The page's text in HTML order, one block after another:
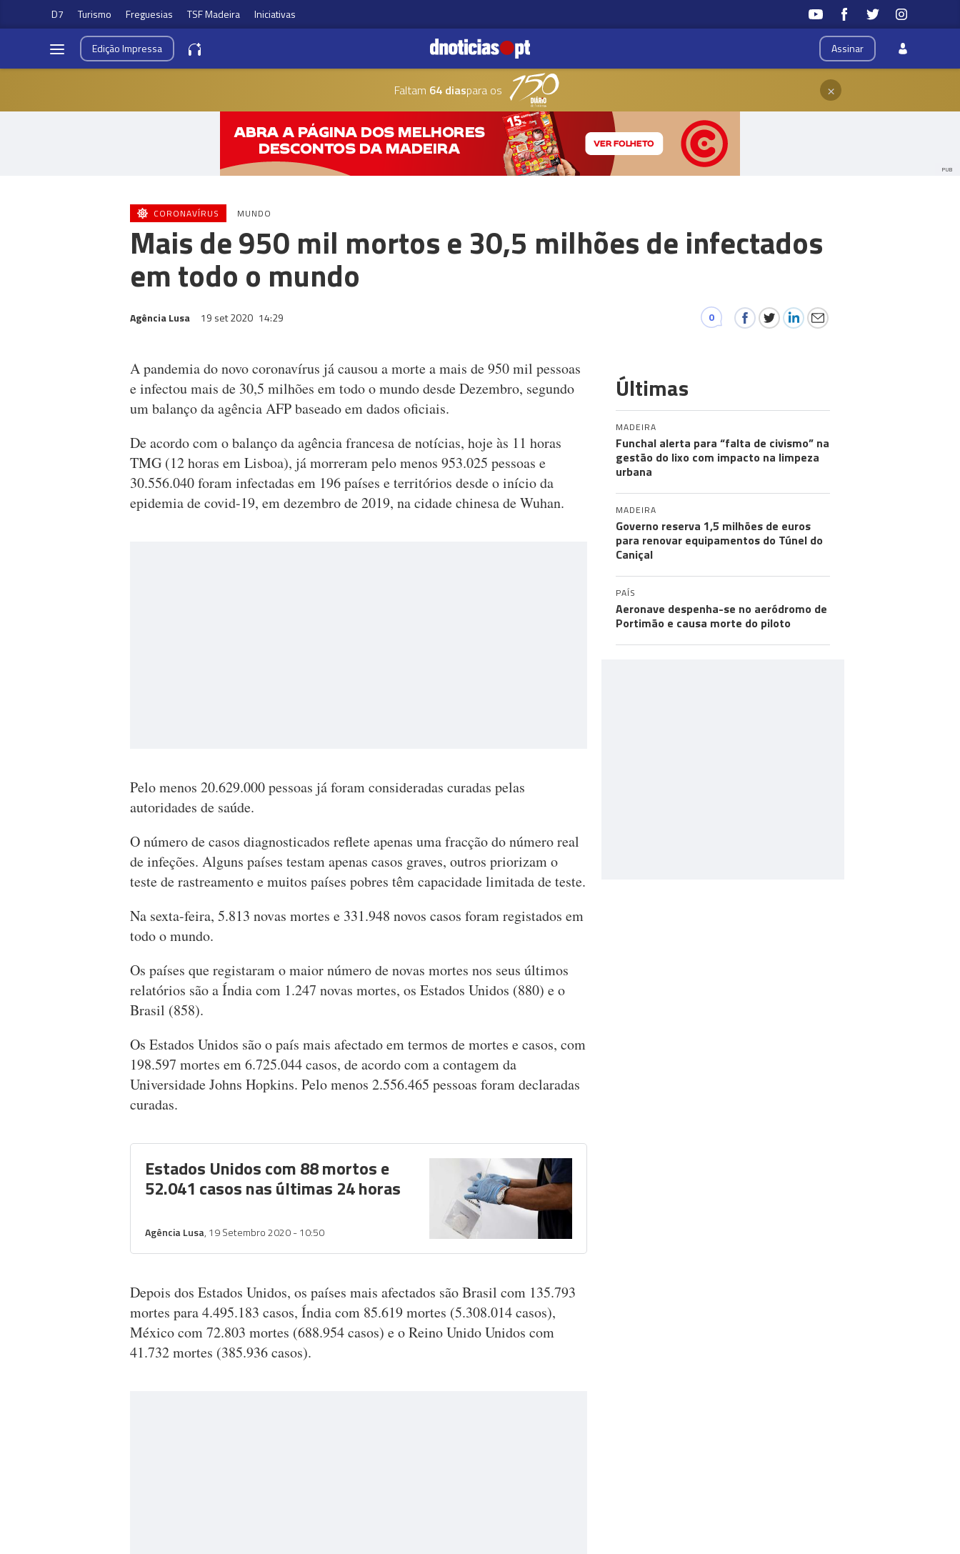
D7 Turismo Freguesias TSF Madeira Iniciativas
Assinar
EdiçãoImpressa
Faltam 64 diaspara os ×
PUB
CORONAVÍRUS MUNDO
Mais de 950 mil mortos e 30,5 milhões de infectados
em todo o mundo
Agência Lusa 19 set 2020 14:29 0
A pandemia do novo coronavírus já causou a morte a mais de 950 mil pessoas
e infectou mais de 30,5 milhões em todo o mundo desde Dezembro, segundo
um balanço da agência AFP baseado em dados oficiais.
De acordo com o balanço da agência francesa de notícias, hoje às 11 horas
TMG (12 horas em Lisboa), já morreram pelo menos 953.025 pessoas e
30.556.040 foram infectadas em 196 países e territórios desde o início da
epidemia de covid-19, em dezembro de 2019, na cidade chinesa de Wuhan.
Pelo menos 20.629.000 pessoas já foram consideradas curadas pelas
autoridades de saúde.
O número de casos diagnosticados reflete apenas uma fracção do número real
de infeções. Alguns países testam apenas casos graves, outros priorizam o
teste de rastreamento e muitos países pobres têm capacidade limitada de teste.
Na sexta-feira, 5.813 novas mortes e 331.948 novos casos foram registados em
todo o mundo.
Os países que registaram o maior número de novas mortes nos seus últimos
relatórios são a Índia com 1.247 novas mortes, os Estados Unidos (880) e o
Brasil (858).
Os Estados Unidos são o país mais afectado em termos de mortes e casos, com
198.597 mortes em 6.725.044 casos, de acordo com a contagem da
Universidade Johns Hopkins. Pelo menos 2.556.465 pessoas foram declaradas
curadas.
Estados Unidos com 88 mortos e
52.041 casos nas últimas 24 horas
Agência Lusa, 19 Setembro 2020 - 10:50
Depois dos Estados Unidos, os países mais afectados são Brasil com 135.793
mortes para 4.495.183 casos, Índia com 85.619 mortes (5.308.014 casos),
México com 72.803 mortes (688.954 casos) e o Reino Unido Unidos com
41.732 mortes (385.936 casos).
Últimas
MADEIRA
Funchal alerta para “falta de civismo” na
gestão do lixo com impacto na limpeza
urbana
MADEIRA
Governo reserva 1,5 milhões de euros
para renovar equipamentos do Túnel do
Caniçal
PAÍS
Aeronave despenha-se no aeródromo de
Portimão e causa morte do piloto